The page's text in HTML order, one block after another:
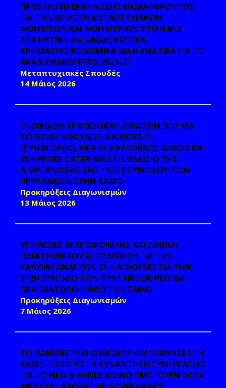
ΠΡΟΣΚΛΗΣΗ ΕΚΔΗΛΩΣΗΣ ΕΝΔΙΑΦΕΡΟΝΤΟΣ
ΓΙΑ ΤΗΝ ΕΠΙΛΟΓΗ ΜΕΤΑΠΤΥΧΙΑΚΩΝ
ΦΟΙΤΗΤΩΝ ΚΑΙ ΦΟΙΤΗΤΡΙΩΝ ΣΤΟ Π.Μ.Σ.
ΣΤΑΤΙΣΤΙΚΗ ΚΑΙ ΑΝΑΛΟΓΙΣΤΙΚΑ-
ΧΡΗΜΑΤΟΟΙΚΟΝΟΜΙΚΑ ΜΑΘΗΜΑΤΙΚΑ ΓΙΑ ΤΟ
ΑΚΑΔΗΜΑΪΚΟ ΕΤΟΣ 2026-27
Μεταπτυχιακές Σπουδές
14 Μάιος 2026
ΕΝΟΙΚΙΑΣΗ ΤΡΑΠΕΖΟΚΑΘΙΣΜΑΤΩΝ ΠΟΥ ΘΑ
ΤΟΠΟΘΕΤΗΘΟΥΝ ΣΕ 4 ΑΙΘΟΥΣΕΣ
(ΠΥΘΑΓΟΡΕΙΟ, ΗΡΑΙΟ, ΚΑΡΛΟΒΑΣΙ) ΚΑΘΩΣ ΚΑΙ
ΥΠΗΡΕΣΙΕΣ CATERING ΣΤΟ ΠΛΑΙΣΙΟ ΤΗΣ
ΔΙΟΡΓΑΝΩΣΗΣ ΤΗΣ 112ΗΣ ΣΥΝΟΔΟΥ ΤΩΝ
ΠΡΥΤΑΝΕΩΝ ΣΤΗΝ ΣΑΜΟ
Προκηρύξεις Διαγωνισμών
13 Μάιος 2026
ΥΠΗΡΕΣΙΕΣ ΜΙΚΡΟΦΩΝΙΚΗΣ ΚΑΙ ΛΟΙΠΟΥ
ΗΛΕΚΤΡΟΝΙΚΟΥ ΕΞΟΠΛΙΣΜΟΥ ΓΙΑ ΤΗΝ
ΚΑΛΥΨΗ ΑΝΑΓΚΩΝ ΣΕ 4 ΑΙΘΟΥΣΕΣ ΓΙΑ ΤΗΝ
112Η ΣΥΝΟΔΟ ΤΩΝ ΠΡΥΤΑΝΕΩΝ ΠΟΥ ΘΑ
ΠΡΑΓΜΑΤΟΠΟΙΗΘΕΙ ΣΤΗΝ ΣΑΜΟ
Προκηρύξεις Διαγωνισμών
7 Μάιος 2026
ΤΟ ΠΑΝΕΠΙΣΤΗΜΙΟ ΑΙΓΑΙΟΥ ΦΙΛΟΞΕΝΗΣΕ ΣΤΗ
ΣΑΜΟ ΤΗΝ ΠΡΩΤΗ ΣΥΝΑΝΤΗΣΗ ΣΥΝΕΡΓΑΣΙΑΣ
ΓΙΑ ΤΟ ΝΕΟ ΔΙΕΘΝΕΣ ΚΟΙΝΟ ΠΜΣ “OPEN DATA